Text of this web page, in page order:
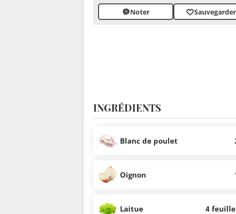
Noter Sauvegarder
INGRÉDIENTS
Blanc de poulet
Oignon
Laitue 4